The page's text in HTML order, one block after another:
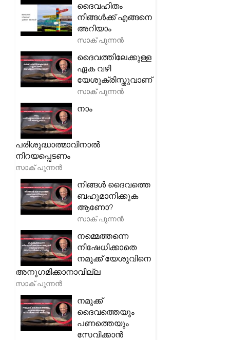
ദൈവഹിതം
നിങ്ങൾക്ക് എങ്ങനെ
അറിയാം
സാക് പുന്നൻ
ദൈവത്തിലേക്കുള്ള
ഏക വഴി
യേശുക്രിസ്തുവാണ്
സാക് പുന്നൻ
നാം
പരിശുദ്ധാത്മാവിനാൽ
നിറയപ്പെടണം
സാക് പുന്നൻ
നിങ്ങൾ ദൈവത്തെ
ബഹുമാനിക്കുക
ആണോ?
സാക് പുന്നൻ
നമ്മെത്തന്നെ
നിഷേധിക്കാതെ
നമുക്ക് യേശുവിനെ
അനുഗമിക്കാനാവില്ല
സാക് പുന്നൻ
നമുക്ക്
ദൈവത്തെയും
പണത്തെയും
സേവിക്കാൻ